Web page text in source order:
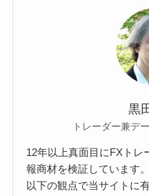
黒
トレーダー兼デ
12年以上真面目にFXトレ
報商材を検証しています。
以下の観点で当サイトに